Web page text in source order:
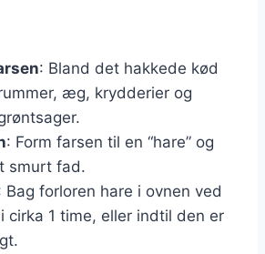
: Bland det hakkede kød
æg, krydderier og
: Form farsen til en “hare” og
smurt fad.
Bag forloren hare i ovnen ved
cirka 1 time, eller indtil den er